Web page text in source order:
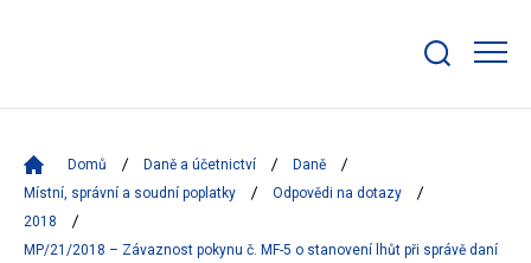
bar
Domů Daně a účetnictví
Daně
Místní, správní a soudní poplatky
Odpovědi na dotazy
2018
MP/21/2018 – Závaznost pokynu č. MF-5 o stanovení lhůt při správě daní